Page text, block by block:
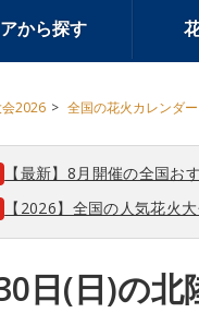
から探す
2026 全国の花火カレンダー
【最新】8月開催の全国お
【2026】全国の人気花火
日(日)の北